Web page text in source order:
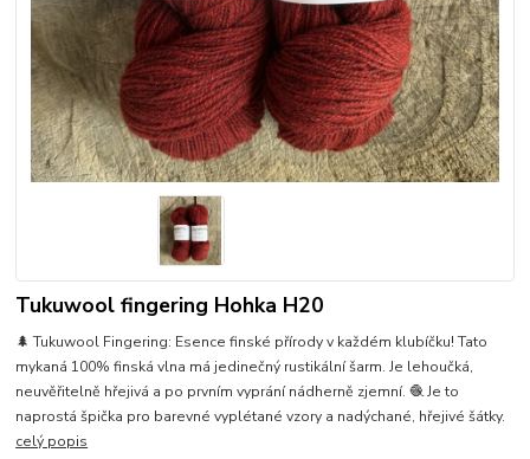
Tukuwool fingering Hohka H20
🌲 Tukuwool Fingering: Esence finské přírody v každém klubíčku! Tato
mykaná 100% finská vlna má jedinečný rustikální šarm. Je lehoučká,
neuvěřitelně hřejivá a po prvním vyprání nádherně zjemní. 🧶 Je to
naprostá špička pro barevné vyplétané vzory a nadýchané, hřejivé šátky.
celý popis